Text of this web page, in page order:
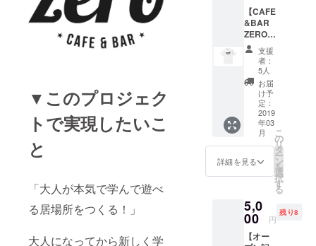
▼このプロジェク
トで実現したいこ
と
「大人が本気で学んで遊べ
る居場所をつくる！」
大人になってから新しく学
セージ
を送ら
せてい
ただき
ます！
投げ銭
感覚で
支援し
ていた
だける
と嬉し
いで
す！
【CAFE
&BAR
ZEROオ
リジナ
ルTシャ
ツ】 オ
リジナ
ルZERO
Tシャツ
これを
着て来
店すれ
ば特別
感が味
わえる
アイテ
す！ 配
送につ
いて：
住所・
支援
者：
5人
お届
け予
定：
2019
年03
月
詳細を見る
こ
の
リ
タ
ー
ン
を
選
択
す
る
5,0
00 円
残り8
【オー